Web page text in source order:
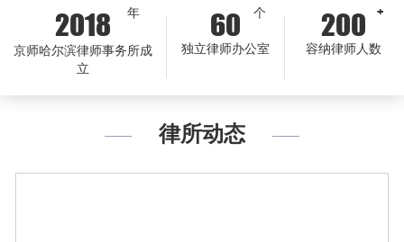
2018 年
京师哈尔滨律师事务所成
立
60 个
独立律师办公室
200 +
容纳律师人数
律所动态